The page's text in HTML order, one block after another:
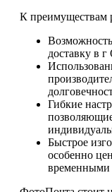
К преимуществам
Возможность
доставку в
Гибкие
Быстрое
особенно
временными